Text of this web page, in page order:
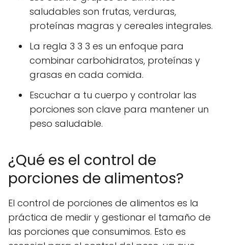
saludables son frutas, verduras,
proteínas magras y cereales integrales.
La regla 3 3 3 es un enfoque para
combinar carbohidratos, proteínas y
grasas en cada comida.
Escuchar a tu cuerpo y controlar las
porciones son clave para mantener un
peso saludable.
¿Qué es el control de
porciones de alimentos?
El control de porciones de alimentos es la
práctica de medir y gestionar el tamaño de
las porciones que consumimos. Esto es